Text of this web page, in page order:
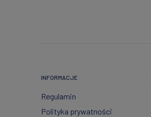
INFORMACJE
Regulamin
Polityka prywatności